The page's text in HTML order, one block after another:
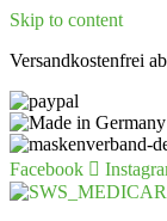
Skip to content
Versandkostenfrei
Facebook